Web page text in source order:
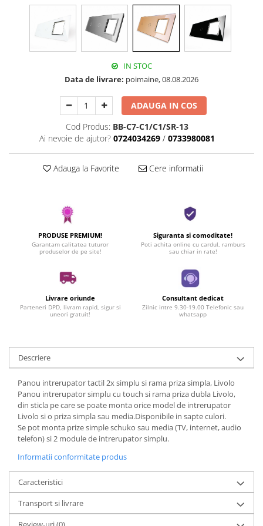
IN STOC
Data de livrare: poimaine, 08.08.2026
ADAUGA IN COS
Cod Produs: BB-C7-C1/C1/SR-13
Ai nevoie de ajutor? 0724034269 / 0733980081
Adauga la Favorite Cere informatii
PRODUSE PREMIUM!
Garantam calitatea tuturor
produselor de pe site!
Siguranta si comoditate!
Poti achita online cu cardul, ramburs
sau chiar in rate!
Livrare oriunde
Parteneri DPD, livram rapid, sigur si
uneori gratuit!
Consultant dedicat
Zilnic intre 9.30-19.00 Telefonic sau
whatsapp
Descriere
Panou intrerupator tactil 2x simplu si rama priza simpla, Livolo
Panou intrerupator simplu cu touch si rama priza dubla Livolo,
din sticla pe care se poate monta orice model de intrerupator
Livolo si o priza simpla sau media.Disponibile in sapte culori.
Se pot monta prize simple schuko sau media (TV, internet, audio
telefon) si 2 module de intrerupator simplu.
Informatii conformitate produs
Caracteristici
Transport si livrare